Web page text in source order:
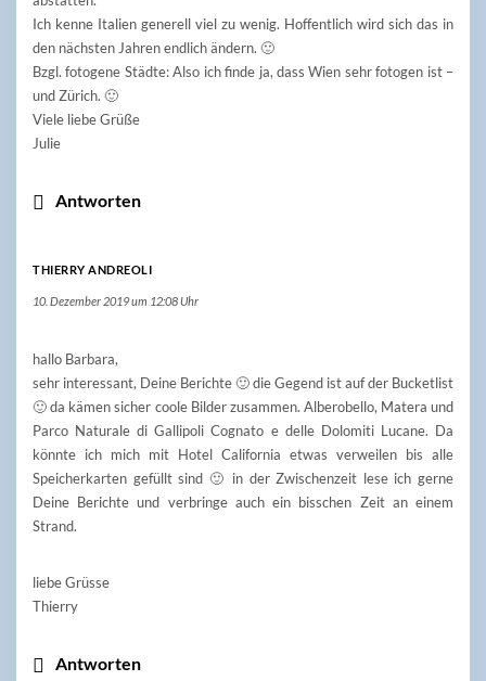
Ich kenne Italien generell viel zu wenig. Hoffentlich wird sich das in
den nächsten Jahren endlich ändern. 🙂
Bzgl. fotogene Städte: Also ich finde ja, dass Wien sehr fotogen ist –
und Zürich. 🙂
Viele liebe Grüße
Julie
Antworten
THIERRY ANDREOLI
10. Dezember 2019 um 12:08 Uhr
hallo Barbara,
sehr interessant, Deine Berichte 🙂 die Gegend ist auf der Bucketlist
🙂 da kämen sicher coole Bilder zusammen. Alberobello, Matera und
Parco Naturale di Gallipoli Cognato e delle Dolomiti Lucane. Da
könnte ich mich mit Hotel California etwas verweilen bis alle
Speicherkarten gefüllt sind 🙂 in der Zwischenzeit lese ich gerne
Deine Berichte und verbringe auch ein bisschen Zeit an einem
Strand.
liebe Grüsse
Thierry
Antworten